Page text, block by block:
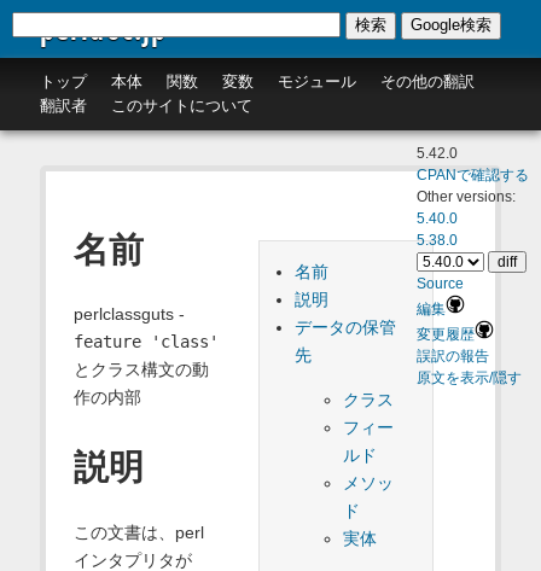
perldoc.jp
トップ 本体 関数 変数 モジュール
その他の翻訳
翻訳者
このサイトについて
検索 Google検索
5.42.0
CPANで確認する
Other versions:
5.40.0
5.38.0
Source
編集
変更履歴
誤訳の報告
原文を表示/隠す
名前
説明
データの保管
先
クラス
フィー
ルド
メソッ
ド
実体
名前
perlclassguts -
feature 'class'
とクラス構文の動
作の内部
説明
この文書は、perl
インタプリタが